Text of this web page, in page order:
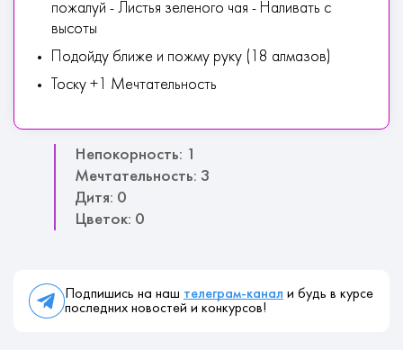
пожалуй - Листья зеленого чая - Наливать с
высоты
Подойду ближе и пожму руку (18 алмазов)
Тоску +1 Мечтательность
Непокорность: 1
Мечтательность: 3
Дитя: 0
Цветок: 0
Подпишись на наш телеграм-канал и будь в курсе
последних новостей и конкурсов!